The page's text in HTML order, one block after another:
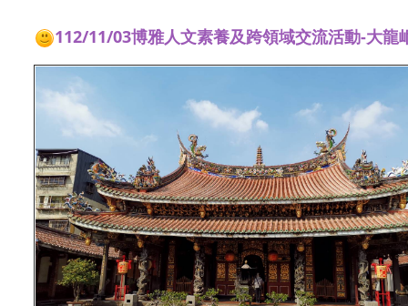
112/11/03博雅人文素養及跨領域交流活動-大龍